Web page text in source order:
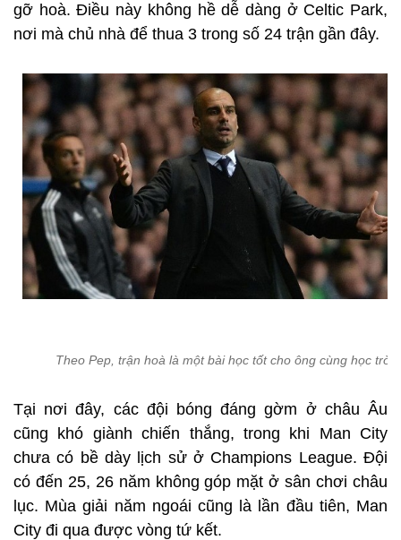
gỡ hoà. Điều này không hề dễ dàng ở Celtic Park,
nơi mà chủ nhà để thua 3 trong số 24 trận gần đây.
Theo Pep, trận hoà là một bài học tốt cho ông cùng học trò
Tại nơi đây, các đội bóng đáng gờm ở châu Âu
cũng khó giành chiến thắng, trong khi Man City
chưa có bề dày lịch sử ở Champions League. Đội
có đến 25, 26 năm không góp mặt ở sân chơi châu
lục. Mùa giải năm ngoái cũng là lần đầu tiên, Man
City đi qua được vòng tứ kết.